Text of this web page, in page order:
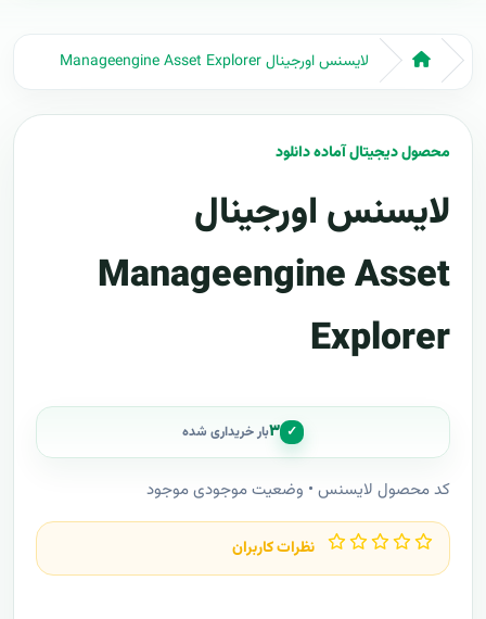
لایسنس اورجینال Manageengine Asset Explorer
محصول دیجیتال آماده دانلود
لایسنس اورجینال
Manageengine Asset
Explorer
✓ ۳بار خریداری شده
کد محصول لایسنس • وضعیت موجودی موجود
نظرات کاربران